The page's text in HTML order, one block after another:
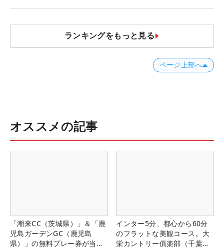
ランキングをもっと見る
ページ上部へ
オススメの記事
「潮来CC（茨城県）」＆「鹿
児島ガーデンGC（鹿児島
県）」の無料プレー券が当た
インター5分、都心から60分
のフラットな美観コース。大
栄カントリー俱楽部（千葉